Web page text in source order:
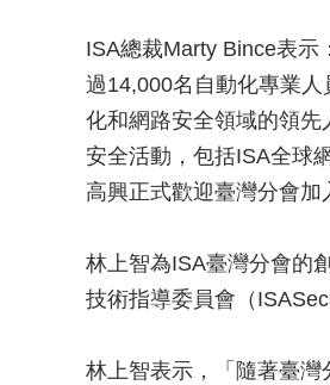
ISA總裁Marty Bince表示
過14,000名自動化專業
化和網路安全領域的領
安全活動，包括ISA全球
高興正式歡迎臺灣分會加
林上智為ISA臺灣分會的
技術指導委員會（
林上智表示，「隨著臺